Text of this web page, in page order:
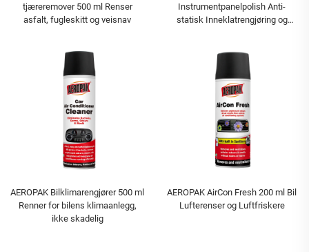
tjæreremover 500 ml Renser
asfalt, fugleskitt og veisnav
Instrumentpanelpolish Anti-
statisk Inneklatrengjøring og
AEROPAK Bilklimarengjører 500 ml
Renner for bilens klimaanlegg,
ikke skadelig
AEROPAK AirCon Fresh 200 ml Bil
Lufterenser og Luftfriskere